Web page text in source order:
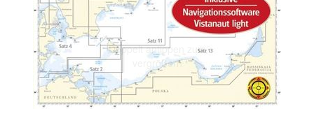
Doppelt antippen zum
vergrößern